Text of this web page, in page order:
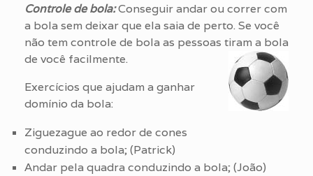
Controle de bola:Conseguir andar ou correr com
a bola sem deixar que ela saia de perto. Se você
não tem controle de bola as pessoas tiram a bola
de você facilmente.
Exercícios que ajudam a ganhar
domínio da bola:
Ziguezague ao redor de cones
conduzindo a bola; (Patrick)
Andar pela quadra conduzindo a bola; (João)